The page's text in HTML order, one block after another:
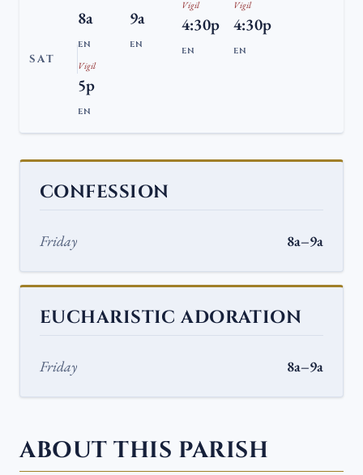
SAT
8a
EN
9a
EN
Vigil
4:30p
EN
Vigil
4:30p
EN
Vigil
5p
EN
CONFESSION
Friday 8a–9a
EUCHARISTIC ADORATION
Friday 8a–9a
ABOUT THIS PARISH